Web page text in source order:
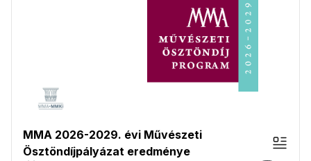
MMA 2026-2029. évi Művészeti
Ösztöndíjpályázat eredménye